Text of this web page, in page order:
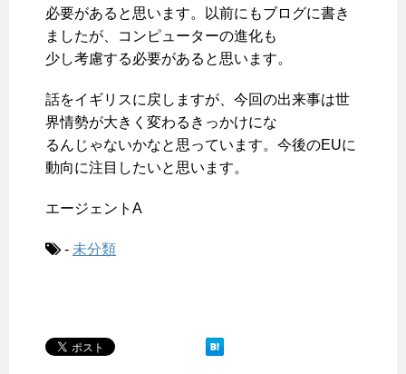
必要があると思います。以前にもブログに書き
ましたが、コンピューターの進化も
少し考慮する必要があると思います。
話をイギリスに戻しますが、今回の出来事は世
界情勢が大きく変わるきっかけにな
るんじゃないかなと思っています。今後のEUに
動向に注目したいと思います。
エージェントA
- 未分類